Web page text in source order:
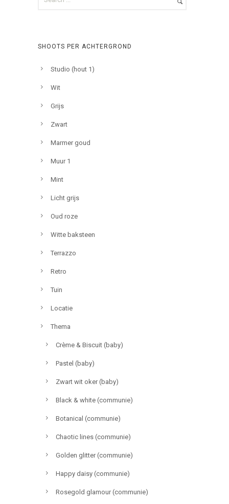
SHOOTS PER ACHTERGROND
Studio (hout 1)
Wit
Grijs
Zwart
Marmer goud
Muur 1
Mint
Licht grijs
Oud roze
Witte baksteen
Terrazzo
Retro
Tuin
Locatie
Thema
Crème & Biscuit (baby)
Pastel (baby)
Zwart wit oker (baby)
Black & white (communie)
Botanical (communie)
Chaotic lines (communie)
Golden glitter (communie)
Happy daisy (communie)
Rosegold glamour (communie)